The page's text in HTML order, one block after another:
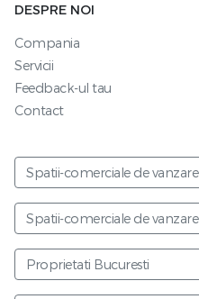
DESPRE NOI
Compania
Servicii
Feedback-ul tau
Contact
Spatii-comerciale de vanzare
Spatii-comerciale de vanzare
Proprietati Bucuresti